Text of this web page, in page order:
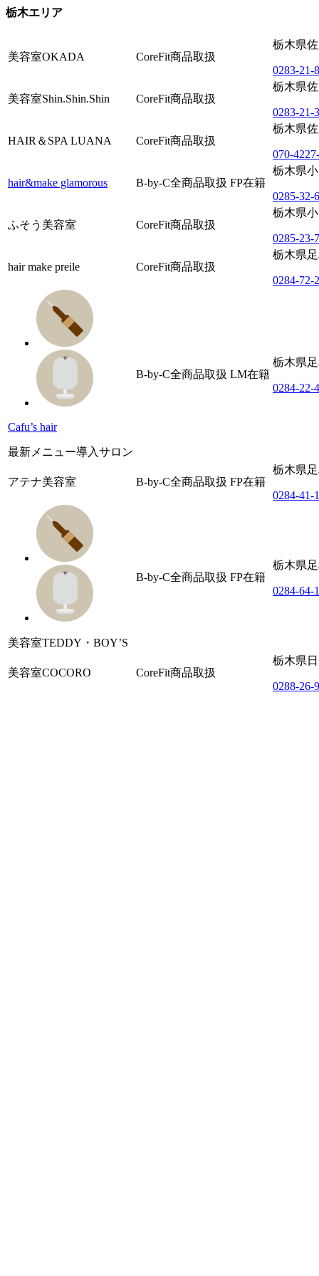
栃木エリア
美容室OKADA CoreFit商品取扱
栃木県
0283-21-
美容室Shin.Shin.Shin CoreFit商品取扱
栃木県
0283-21-
HAIR＆SPA LUANA CoreFit商品取扱
栃木県
070-
hair&make glamorous B-by-C全商品取扱 FP在籍
栃木県
0285-32-
ふそう美容室 CoreFit商品取扱
栃木県
0285-23-
hair make preile CoreFit商品取扱
栃木県
0284-72-
Cafu’s hair
最新メニュー導入サロン
B-by-C全商品取扱 LM在籍
栃木県
0284-22-
アテナ美容室 B-by-C全商品取扱 FP在籍
栃木県
0284-41-
美容室TEDDY・BOY’S
B-by-C全商品取扱 FP在籍
栃木県
0284-64-
美容室COCORO CoreFit商品取扱
栃木県
0288-26-